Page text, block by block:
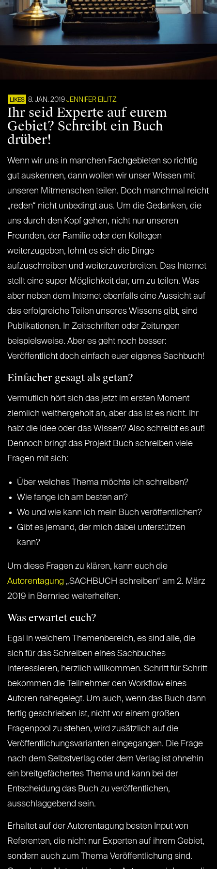
LIKES 8. JAN. 2019 JENNIFER EILITZ
Ihr seid Experte auf eurem
Gebiet? Schreibt ein Buch
drüber!
Wenn wir uns in manchen Fachgebieten so richtig
gut auskennen, dann wollen wir unser Wissen mit
unseren Mitmenschen teilen. Doch manchmal reicht
„reden“ nicht unbedingt aus. Um die Gedanken, die
uns durch den Kopf gehen, nicht nur unseren
Freunden, der Familie oder den Kollegen
weiterzugeben, lohnt es sich die Dinge
aufzuschreiben und weiterzuverbreiten. Das Internet
stellt eine super Möglichkeit dar, um zu teilen. Was
aber neben dem Internet ebenfalls eine Aussicht auf
das erfolgreiche Teilen unseres Wissens gibt, sind
Publikationen. In Zeitschriften oder Zeitungen
beispielsweise. Aber es geht noch besser:
Veröffentlicht doch einfach euer eigenes Sachbuch!
Einfacher gesagt als getan?
Vermutlich hört sich das jetzt im ersten Moment
ziemlich weithergeholt an, aber das ist es nicht. Ihr
habt die Idee oder das Wissen? Also schreibt es auf!
Dennoch bringt das Projekt Buch schreiben viele
Fragen mit sich:
Über welches Thema möchte ich schreiben?
Wie fange ich am besten an?
Wo und wie kann ich mein Buch veröffentlichen?
Gibt es jemand, der mich dabei unterstützen
kann?
Um diese Fragen zu klären, kann euch die
Autorentagung „SACHBUCH schreiben“ am 2. März
2019 in Bernried weiterhelfen.
Was erwartet euch?
Egal in welchem Themenbereich, es sind alle, die
sich für das Schreiben eines Sachbuches
interessieren, herzlich willkommen. Schritt für Schritt
bekommen die Teilnehmer den Workflow eines
Autoren nahegelegt. Um auch, wenn das Buch dann
fertig geschrieben ist, nicht vor einem großen
Fragenpool zu stehen, wird zusätzlich auf die
Veröffentlichungsvarianten eingegangen. Die Frage
nach dem Selbstverlag oder dem Verlag ist ohnehin
ein breitgefächertes Thema und kann bei der
Entscheidung das Buch zu veröffentlichen,
ausschlaggebend sein.
Erhaltet auf der Autorentagung besten Input von
Referenten, die nicht nur Experten auf ihrem Gebiet,
sondern auch zum Thema Veröffentlichung sind.